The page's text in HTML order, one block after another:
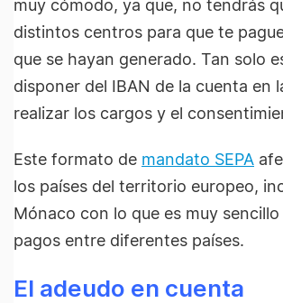
muy cómodo, ya que, no tendrás
distintos centros para que te
que se hayan generado. Tan solo
disponer del IBAN de la cuenta en
realizar los cargos y el
Este formato de mandato SEPA
los países del territorio europeo,
Mónaco con lo que es muy
pagos entre diferentes países.
El adeudo en cuenta